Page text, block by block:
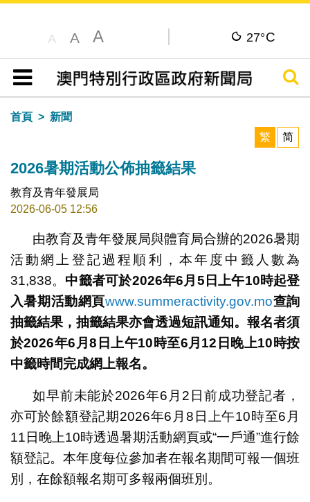
A A A 27°C
目錄
搜尋
首頁
新聞
繁
简
2026暑期活動公佈抽籤結果
教育及青年發展局
2026-06-05 12:56
由教育及青年發展局與體育局合辦的2026暑期
活動網上登記過程順利，本年度中籤人數為
31,838。 中籤者可於2026年6月 5 日上午10時起登
入暑期活動網頁www.summeractivity.gov.mo查詢
抽籤結果，抽籤結果亦會透過短訊通知。報名者須
於2026年6 月8 日上午10時至6月 12 日晚上10時按
中籤時間完成網上報名。
如早前未能於2026年6月2日前成功登記者，
亦可於餘額登記期2026年6月8日上午10時至6月
11日晚上10時透過暑期活動網頁或“一戶通”進行餘
額登記。本年度每位參加者在報名期間可報一個班
別，在餘額報名期可多報兩個班別。